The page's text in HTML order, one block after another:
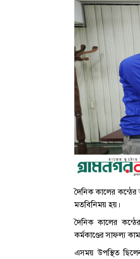
দৈনিক কালের
মতবিনিময় হয়।
দৈনিক কালের
কর্মকাণ্ডের সাফল্য
এসময় উপস্থিত